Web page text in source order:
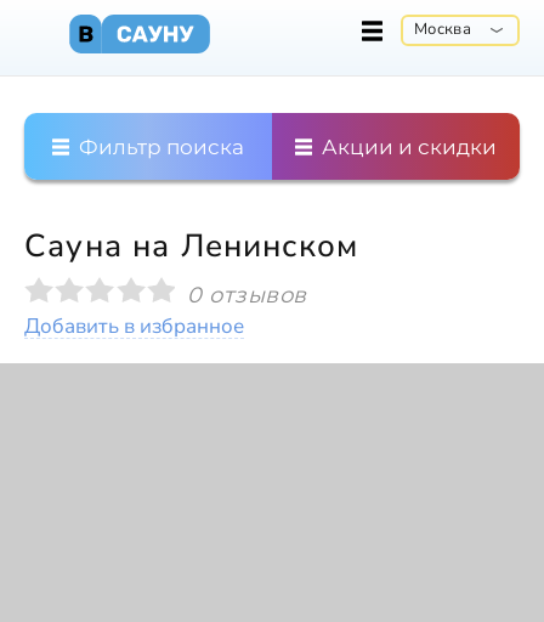
Москва
Фильтр поиска Акции и скидки
Сауна на Ленинском
0 отзывов
Добавить в избранное